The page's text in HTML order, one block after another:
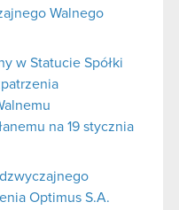
Walnego
w Statucie Spółki
na 19 stycznia
Optimus S.A.